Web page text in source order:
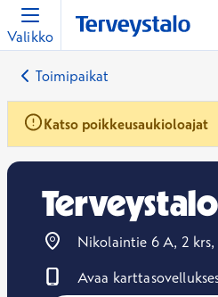
Valikko
Toimipaikat
Katso poikkeusaukioloajat
Nikolaintie 6 A, 2
Avaa
Avautuu uuteen ikkunaan